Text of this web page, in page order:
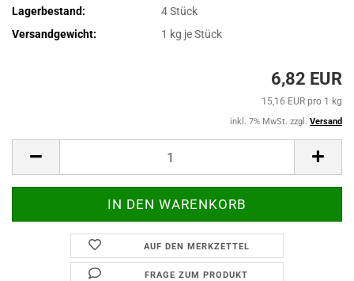
Lagerbestand: 4Stück
Versandgewicht:
1 kg je Stück
6,82 EUR
15,16 EUR pro 1 kg
inkl. 7% MwSt. zzgl. Versand
AUF DEN MERKZETTEL
FRAGE ZUM PRODUKT